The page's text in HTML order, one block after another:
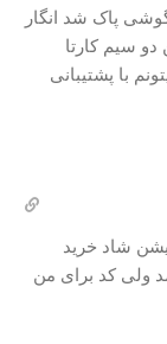
پاک شد انگار
سیم کارتا
با پشتیبانی
شاد خرید
ولی کد برای من